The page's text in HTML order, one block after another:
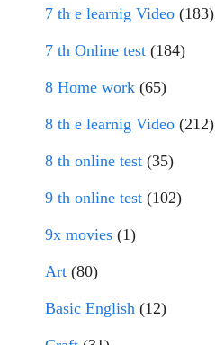
7 th e learnig Video (183)
7 th Online test (184)
8 Home work (65)
8 th e learnig Video (212)
8 th online test (35)
9 th online test (102)
9x movies (1)
Art (80)
Basic English (12)